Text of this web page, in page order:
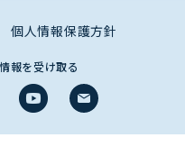
個人情報保護方針
報を受け取る